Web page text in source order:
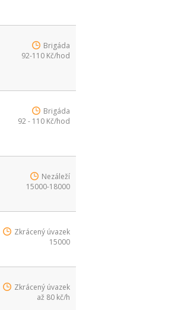
Brigáda
92-110 Kč/hod
Brigáda
92 - 110 Kč/hod
Nezáleží
15000-18000
Zkrácený úvazek
15000
Zkrácený úvazek
až 80 kč/h